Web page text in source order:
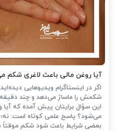
آیا روغن مالی باعث لاغری شکم
اگر در اینستاگرام ویدیوهایی
شکمش را ماساژ می‌دهد و چند دقیقه
این سؤال برایتان پیش آمده که آیا
می‌شود؟ پاسخ علمی کوتاه است: نه؛
بعضی شرایط باعث شود شکم موقتاً